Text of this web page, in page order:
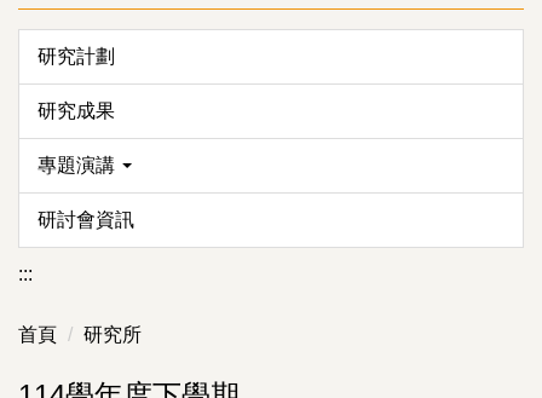
研究計劃
研究成果
專題演講
研討會資訊
:::
首頁 研究所